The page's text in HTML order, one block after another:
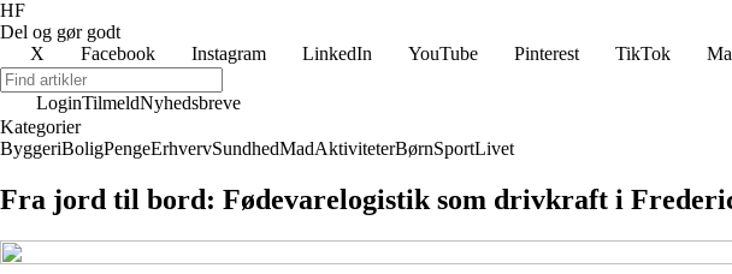
HF
Del og gør godt
X
Facebook Instagram LinkedIn YouTube Pinterest TikTok
LoginTilmeldNyhedsbreve
Kategorier
ByggeriBoligPengeErhvervSundhedMadAktiviteterBørnSportLivet
Fra jord til bord: Fødevarelogistik som drivkraft i